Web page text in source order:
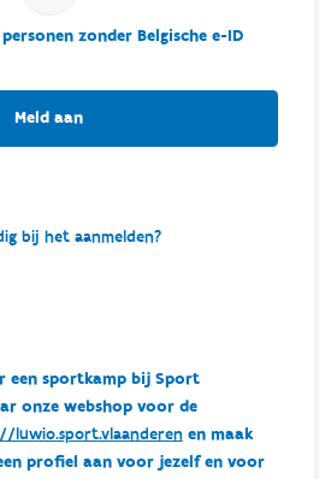
zonder Belgische e-ID
Meld aan
bij het aanmelden?
een sportkamp bij Sport
onze webshop voor de
luwio.sport.vlaanderenen maak
profiel aan voor jezelf en voor